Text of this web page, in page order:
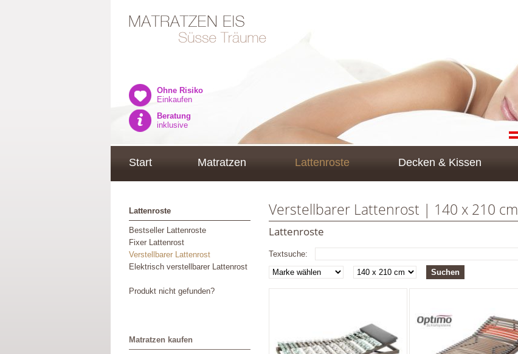
Ohne Risiko
Einkaufen
Beratung
inklusive
Start Matratzen Lattenroste Decken & Kissen
Lattenroste
Bestseller Lattenroste
Fixer Lattenrost
Verstellbarer Lattenrost
Elektrisch verstellbarer Lattenrost
Produkt nicht gefunden?
Matratzen kaufen
Verstellbarer Lattenrost | 140 x 210 cm
Lattenroste
Textsuche: